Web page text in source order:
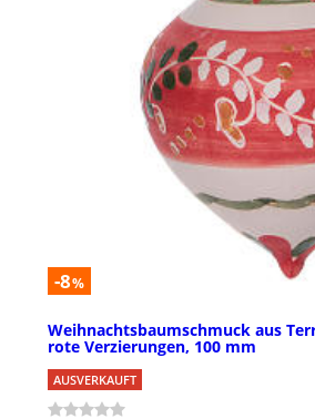
-8%
Weihnachtsbaumschmuck aus
rote Verzierungen, 100 mm
AUSVERKAUFT